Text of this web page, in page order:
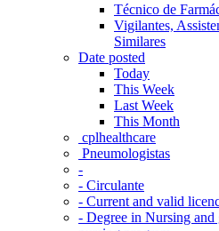
Técnico de
Vigilantes,
Similares
Date posted
Today
This Week
Last Week
This Month
‎ cplhealthcare‬
Pneumologistas
-
- Circulante
- Current and valid
- Degree in Nursing and